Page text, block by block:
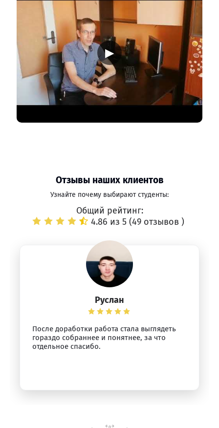
▶
Отзывы наших клиентов
Узнайте почему выбирают студенты:
Общий рейтинг:
4.86 из 5 (49 отзывов )
Руслан
После доработки работа стала выглядеть
гораздо собраннее и понятнее, за что
отдельное спасибо.